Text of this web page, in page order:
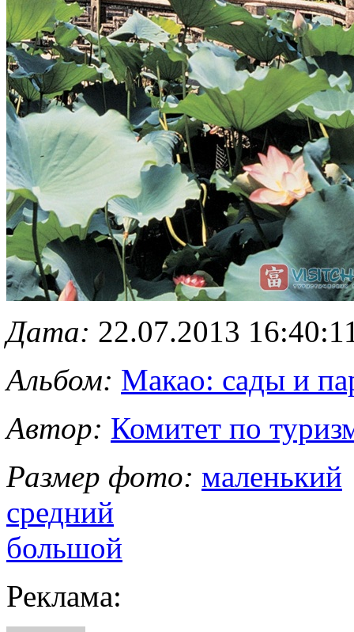
Дата: 22.07.2013
Альбом: Макао: сады и
Автор: Комитет по
Размер фото: маленький
средний
большой
Реклама: